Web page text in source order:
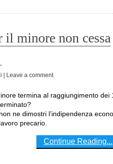
il minore non cessa
| Leave a comment
ne dimostri l’indipendenza
precario.
Continue Reading...